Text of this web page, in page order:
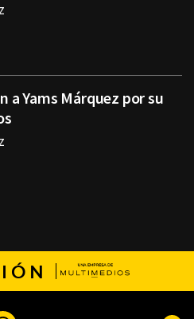
a Yams Márquez por su